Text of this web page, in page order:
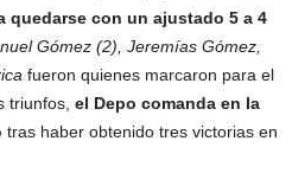
quedarse con un ajustado 5 a 4
Gómez (2), Jeremías Gómez,
fueron quienes marcaron para el
triunfos, el Depo comanda en la
tras haber obtenido tres victorias en